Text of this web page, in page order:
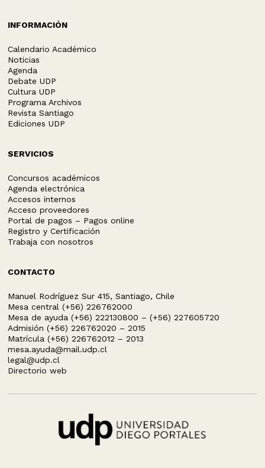
INFORMACIÓN
Calendario Académico
Noticias
Agenda
Debate UDP
Cultura UDP
Programa Archivos
Revista Santiago
Ediciones UDP
SERVICIOS
Concursos académicos
Agenda electrónica
Accesos internos
Acceso proveedores
Portal de pagos – Pagos online
Registro y Certificación
Trabaja con nosotros
CONTACTO
Manuel Rodríguez Sur 415, Santiago, Chile
Mesa central (+56) 226762000
Mesa de ayuda (+56) 222130800 – (+56) 227605720
Admisión (+56) 226762020 – 2015
Matrícula (+56) 226762012 – 2013
mesa.ayuda@mail.udp.cl
legal@udp.cl
Directorio web